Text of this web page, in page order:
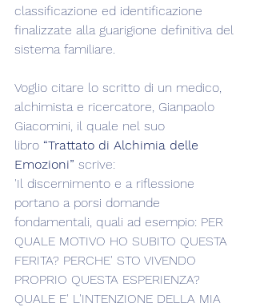
classificazione ed identificazione
finalizzate alla guarigione definitiva del
sistema familiare.
Voglio citare lo scritto di un medico,
alchimista e ricercatore, Gianpaolo
Giacomini, il quale nel suo
libro “Trattato di Alchimia delle
Emozioni” scrive:
'Il discernimento e a riflessione
portano a porsi domande
fondamentali, quali ad esempio: PER
QUALE MOTIVO HO SUBITO QUESTA
FERITA? PERCHE' STO VIVENDO
PROPRIO QUESTA ESPERIENZA?
QUALE E' L'INTENZIONE DELLA MIA